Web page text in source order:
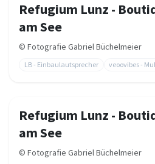
Refugium Lunz -
am See
© Fotografie Gabriel Büchelmeier
LB - Einbaulautsprecher veoovibes -
Refugium Lunz -
am See
© Fotografie Gabriel Büchelmeier